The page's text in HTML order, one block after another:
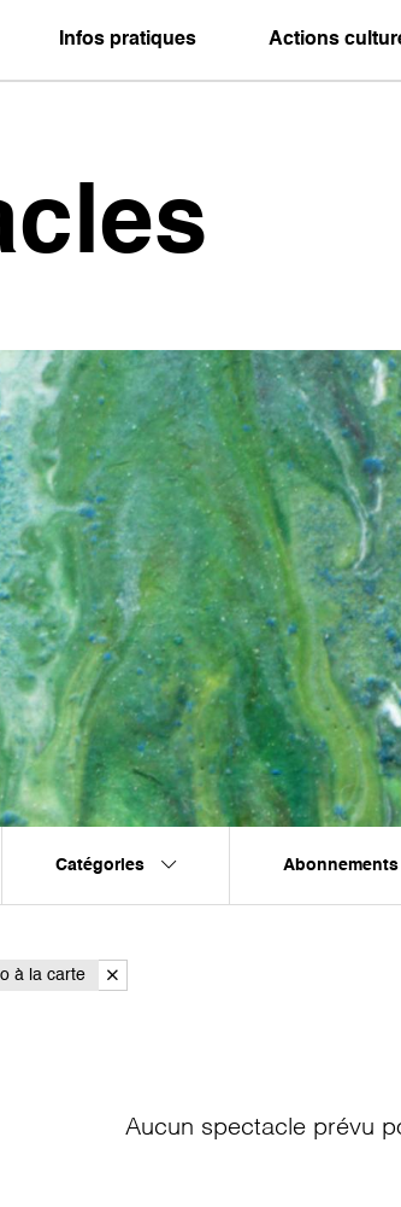
Infos pratiques Actions
Catégories Abonnements
à la carte
Aucun spectacle prévu